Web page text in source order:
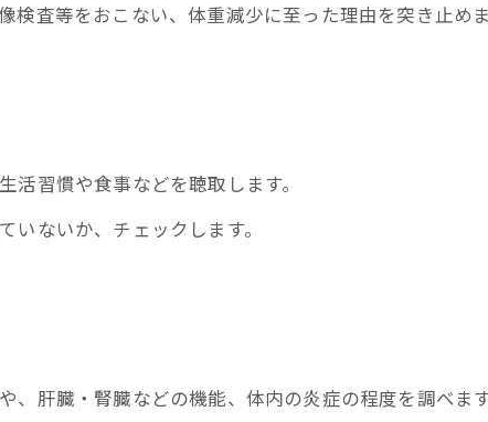
査等をおこない、体重減少に至った理由を突き止めま
習慣や食事などを聴取します。
ないか、チェックします。
肝臓・腎臓などの機能、体内の炎症の程度を調べます